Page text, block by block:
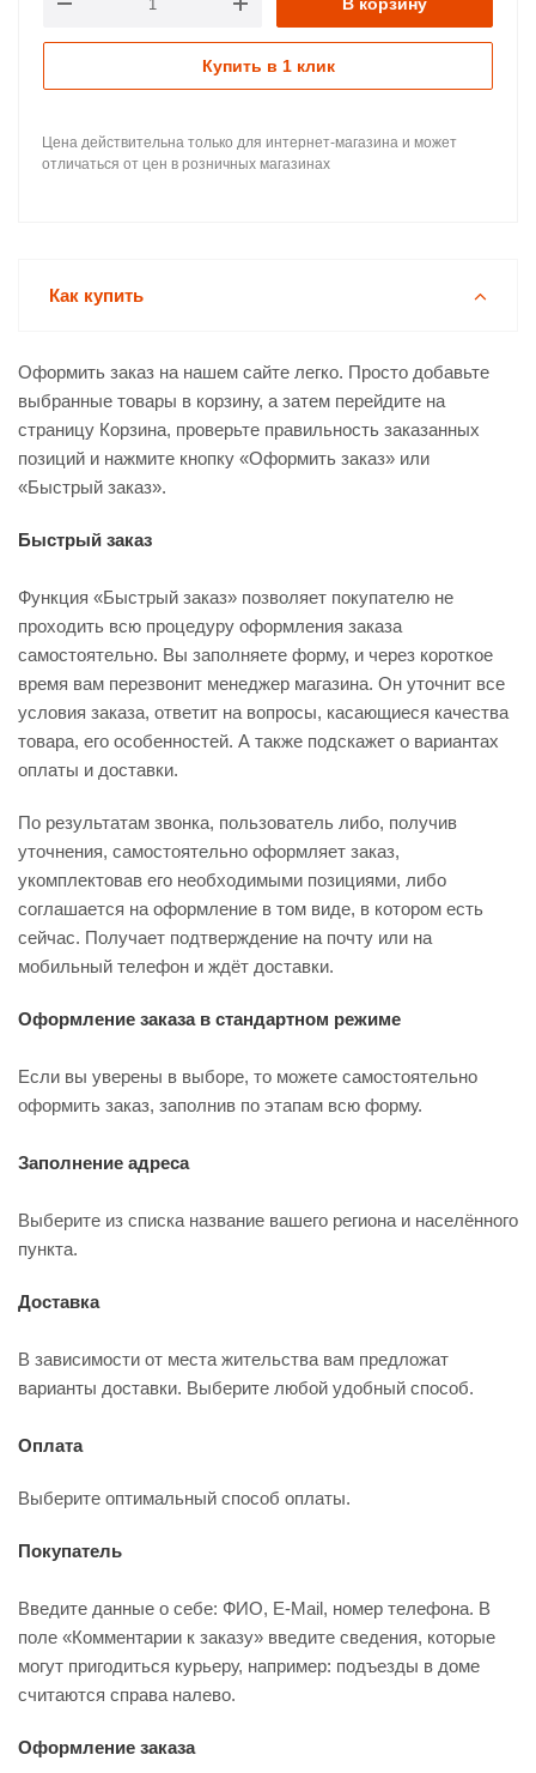
Купить в 1 клик
Цена действительна только для интернет-магазина и может
отличаться от цен в розничных магазинах
Как купить
Оформить заказ на нашем сайте легко. Просто добавьте
выбранные товары в корзину, а затем перейдите на
страницу Корзина, проверьте правильность заказанных
позиций и нажмите кнопку «Оформить заказ» или
«Быстрый заказ».
Быстрый заказ
Функция «Быстрый заказ» позволяет покупателю не
проходить всю процедуру оформления заказа
самостоятельно. Вы заполняете форму, и через короткое
время вам перезвонит менеджер магазина. Он уточнит все
условия заказа, ответит на вопросы, касающиеся качества
товара, его особенностей. А также подскажет о вариантах
оплаты и доставки.
По результатам звонка, пользователь либо, получив
уточнения, самостоятельно оформляет заказ,
укомплектовав его необходимыми позициями, либо
соглашается на оформление в том виде, в котором есть
сейчас. Получает подтверждение на почту или на
мобильный телефон и ждёт доставки.
Оформление заказа в стандартном режиме
Если вы уверены в выборе, то можете самостоятельно
оформить заказ, заполнив по этапам всю форму.
Заполнение адреса
Выберите из списка название вашего региона и населённого
пункта.
Доставка
В зависимости от места жительства вам предложат
варианты доставки. Выберите любой удобный способ.
Оплата
Выберите оптимальный способ оплаты.
Покупатель
Введите данные о себе: ФИО, E-Mail, номер телефона. В
поле «Комментарии к заказу» введите сведения, которые
могут пригодиться курьеру, например: подъезды в доме
считаются справа налево.
Оформление заказа